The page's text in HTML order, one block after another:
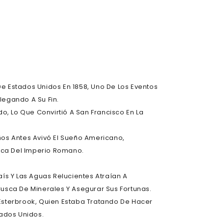
Unidos En 1858, Uno De Los Eventos
A Su Fin.
Lo Que Convirtió A San Francisco En La
Antes Avivó El Sueño Americano,
Del Imperio Romano.
Y Las Aguas Relucientes Atraían A
De Minerales Y Asegurar Sus Fortunas.
Quien Estaba Tratando De Hacer
Unidos.